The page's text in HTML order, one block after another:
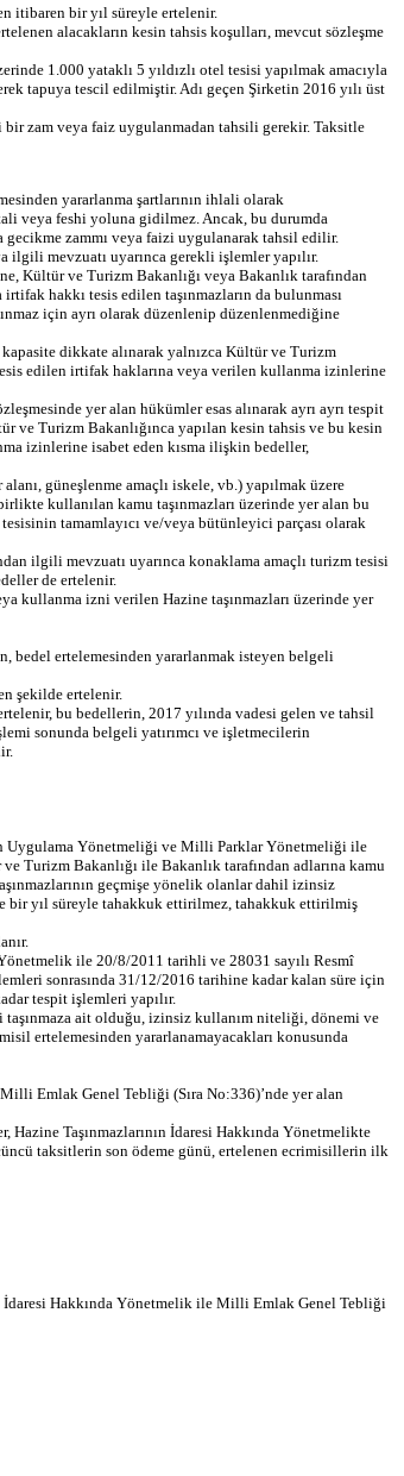
itibaren bir yıl süreyle ertelenir.
alacakların kesin tahsis koşulları, mevcut sözleşme
1.000 yataklı 5 yıldızlı otel tesisi yapılmak amacıyla
tapuya tescil edilmiştir. Adı geçen Şirketin 2016 yılı üst
zam veya faiz uygulanmadan tahsili gerekir. Taksitle
yararlanma şartlarının ihlali olarak
veya feshi yoluna gidilmez. Ancak, bu durumda
gecikme zammı veya faizi uygulanarak tahsil edilir.
ilgili mevzuatı uyarınca gerekli işlemler yapılır.
Kültür ve Turizm Bakanlığı veya Bakanlık tarafından
hakkı tesis edilen taşınmazların da bulunması
için ayrı olarak düzenlenip düzenlenmediğine
dikkate alınarak yalnızca Kültür ve Turizm
edilen irtifak haklarına veya verilen kullanma izinlerine
yer alan hükümler esas alınarak ayrı ayrı tespit
ve Turizm Bakanlığınca yapılan kesin tahsis ve bu kesin
izinlerine isabet eden kısma ilişkin bedeller,
güneşlenme amaçlı iskele, vb.) yapılmak üzere
kullanılan kamu taşınmazları üzerinde yer alan bu
tamamlayıcı ve/veya bütünleyici parçası olarak
ilgili mevzuatı uyarınca konaklama amaçlı turizm tesisi
de ertelenir.
kullanma izni verilen Hazine taşınmazları üzerinde yer
bedel ertelemesinden yararlanmak isteyen belgeli
şekilde ertelenir.
bu bedellerin, 2017 yılında vadesi gelen ve tahsil
sonunda belgeli yatırımcı ve işletmecilerin
Uygulama Yönetmeliği ve Milli Parklar Yönetmeliği ile
Turizm Bakanlığı ile Bakanlık tarafından adlarına kamu
geçmişe yönelik olanlar dahil izinsiz
bir yıl süreyle tahakkuk ettirilmez, tahakkuk ettirilmiş
ile 20/8/2011 tarihli ve 28031 sayılı Resmî
sonrasında 31/12/2016 tarihine kadar kalan süre için
tespit işlemleri yapılır.
ait olduğu, izinsiz kullanım niteliği, dönemi ve
ertelemesinden yararlanamayacakları konusunda
Emlak Genel Tebliği (Sıra No:336)’nde yer alan
Taşınmazlarının İdaresi Hakkında Yönetmelikte
taksitlerin son ödeme günü, ertelenen ecrimisillerin ilk
İdaresi Hakkında Yönetmelik ile Milli Emlak Genel Tebliği